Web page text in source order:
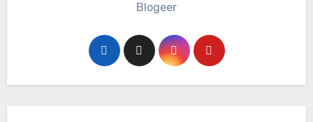
Blogeer